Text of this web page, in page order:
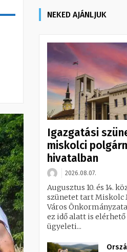
NEKED AJÁNLJUK
Igazgatási
miskolci
hivatalban
2026.08.07.
Augusztus 10. és 14.
szünetet tart Miskolc
Város
ez idő alatt is elérhető
ügyeleti...